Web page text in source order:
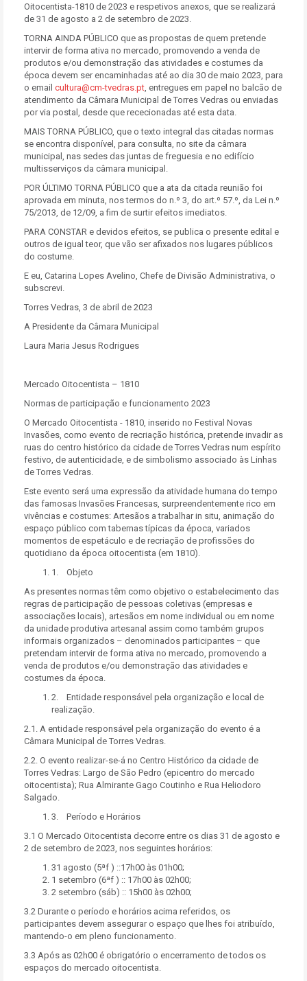
Oitocentista-1810 de 2023 e respetivos anexos, que se realizará
de 31 de agosto a 2 de setembro de 2023.
TORNA AINDA PÚBLICO que as propostas de quem pretende
intervir de forma ativa no mercado, promovendo a venda de
produtos e/ou demonstração das atividades e costumes da
época devem ser encaminhadas até ao dia 30 de maio 2023, para
o email cultura@cm-tvedras.pt, entregues em papel no balcão de
atendimento da Câmara Municipal de Torres Vedras ou enviadas
por via postal, desde que rececionadas até esta data.
MAIS TORNA PÚBLICO, que o texto integral das citadas normas
se encontra disponível, para consulta, no site da câmara
municipal, nas sedes das juntas de freguesia e no edifício
multisserviços da câmara municipal.
POR ÚLTIMO TORNA PÚBLICO que a ata da citada reunião foi
aprovada em minuta, nos termos do n.º 3, do art.º 57.º, da Lei n.º
75/2013, de 12/09, a fim de surtir efeitos imediatos.
PARA CONSTAR e devidos efeitos, se publica o presente edital e
outros de igual teor, que vão ser afixados nos lugares públicos
do costume.
E eu, Catarina Lopes Avelino, Chefe de Divisão Administrativa, o
subscrevi.
Torres Vedras, 3 de abril de 2023
A Presidente da Câmara Municipal
Laura Maria Jesus Rodrigues
Mercado Oitocentista – 1810
Normas de participação e funcionamento 2023
O Mercado Oitocentista - 1810, inserido no Festival Novas
Invasões, como evento de recriação histórica, pretende invadir as
ruas do centro histórico da cidade de Torres Vedras num espírito
festivo, de autenticidade, e de simbolismo associado às Linhas
de Torres Vedras.
Este evento será uma expressão da atividade humana do tempo
das famosas Invasões Francesas, surpreendentemente rico em
vivências e costumes: Artesãos a trabalhar in situ, animação do
espaço público com tabernas típicas da época, variados
momentos de espetáculo e de recriação de profissões do
quotidiano da época oitocentista (em 1810).
1. Objeto
As presentes normas têm como objetivo o estabelecimento das
regras de participação de pessoas coletivas (empresas e
associações locais), artesãos em nome individual ou em nome
da unidade produtiva artesanal assim como também grupos
informais organizados – denominados participantes – que
pretendam intervir de forma ativa no mercado, promovendo a
venda de produtos e/ou demonstração das atividades e
costumes da época.
2. Entidade responsável pela organização e local de
realização.
2.1. A entidade responsável pela organização do evento é a
Câmara Municipal de Torres Vedras.
2.2. O evento realizar-se-á no Centro Histórico da cidade de
Torres Vedras: Largo de São Pedro (epicentro do mercado
oitocentista); Rua Almirante Gago Coutinho e Rua Heliodoro
Salgado.
3. Período e Horários
3.1 O Mercado Oitocentista decorre entre os dias 31 de agosto e
2 de setembro de 2023, nos seguintes horários:
31 agosto (5ªf ) ::17h00 às 01h00;
1 setembro (6ªf ) :: 17h00 às 02h00;
2 setembro (sáb) :: 15h00 às 02h00;
3.2 Durante o período e horários acima referidos, os
participantes devem assegurar o espaço que lhes foi atribuído,
mantendo-o em pleno funcionamento.
3.3 Após as 02h00 é obrigatório o encerramento de todos os
espaços do mercado oitocentista.